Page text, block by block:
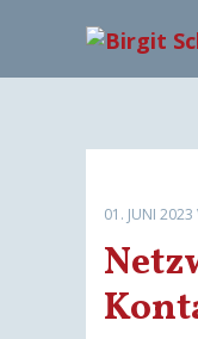
01. JUNI 2023